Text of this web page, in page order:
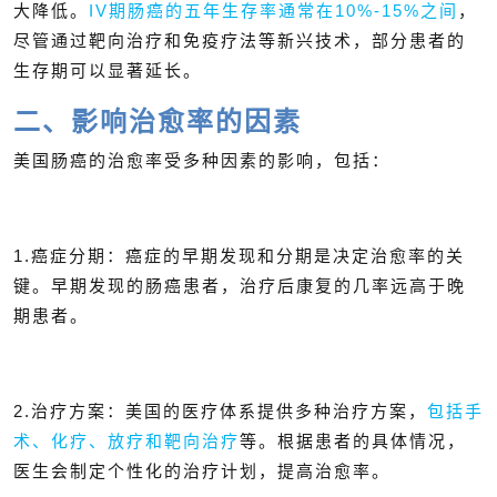
大降低。 IV期肠癌的五年生存率通常在10%-15%之间 ，
尽管通过靶向治疗和免疫疗法等新兴技术，部分患者的
生存期可以显著延长。
二、影响治愈率的因素
美国肠癌的治愈率受多种因素的影响，包括：
1.癌症分期：癌症的早期发现和分期是决定治愈率的关
键。早期发现的肠癌患者，治疗后康复的几率远高于晚
期患者。
2.治疗方案：美国的医疗体系提供多种治疗方案， 包括手
术、化疗、放疗和靶向治疗等。根据患者的具体情况，
医生会制定个性化的治疗计划，提高治愈率。